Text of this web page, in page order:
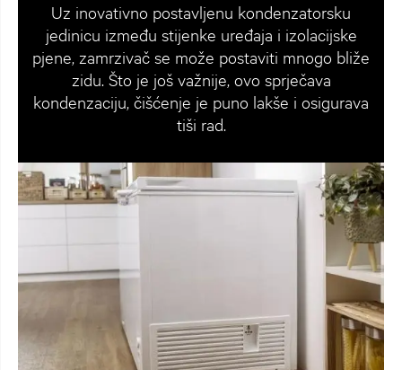
Uz inovativno postavljenu kondenzatorsku
jedinicu između stijenke uređaja i izolacijske
pjene, zamrzivač se može postaviti mnogo bliže
zidu. Što je još važnije, ovo sprječava
kondenzaciju, čišćenje je puno lakše i osigurava
tiši rad.